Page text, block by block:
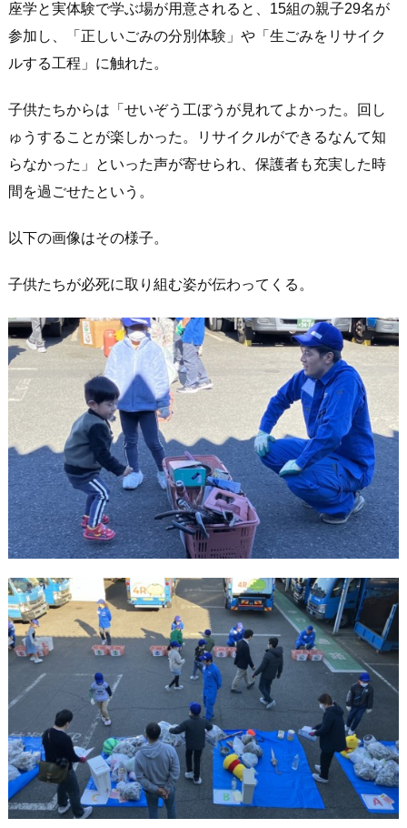
座学と実体験で学ぶ場が用意されると、15組の親子29名が
参加し、「正しいごみの分別体験」や「生ごみをリサイク
ルする工程」に触れた。
子供たちからは「せいぞう工ぼうが見れてよかった。回し
ゅうすることが楽しかった。リサイクルができるなんて知
らなかった」といった声が寄せられ、保護者も充実した時
間を過ごせたという。
以下の画像はその様子。
子供たちが必死に取り組む姿が伝わってくる。